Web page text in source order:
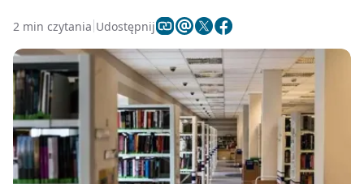
2 min czytania Udostępnij